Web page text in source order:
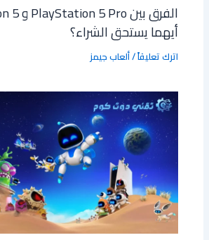
أيهما يستحق الشراء؟
اترك تعليقاً/ألعاب جيمز